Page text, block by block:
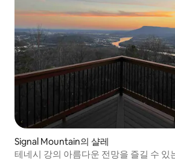
Signal Mountain의 샬레
테네시 강의 아름다운 전망을 즐길 수 있